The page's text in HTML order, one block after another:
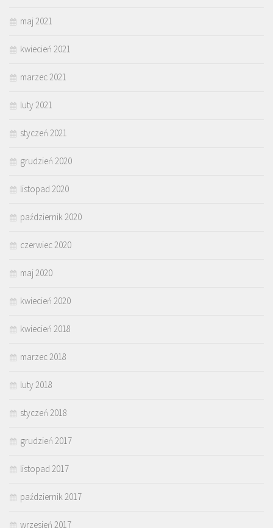
maj 2021
kwiecień 2021
marzec 2021
luty 2021
styczeń 2021
grudzień 2020
listopad 2020
październik 2020
czerwiec 2020
maj 2020
kwiecień 2020
kwiecień 2018
marzec 2018
luty 2018
styczeń 2018
grudzień 2017
listopad 2017
październik 2017
wrzesień 2017